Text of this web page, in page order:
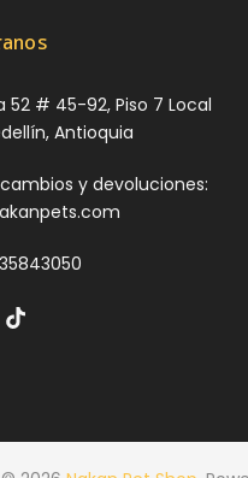
52 # 45-92, Piso 7 Local
Antioquia
y devoluciones: